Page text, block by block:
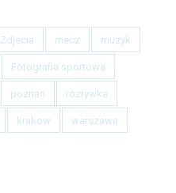
Zdjecia mecz muzyk
Fotografia sportowa
poznan rozrywka
krakow warszawa